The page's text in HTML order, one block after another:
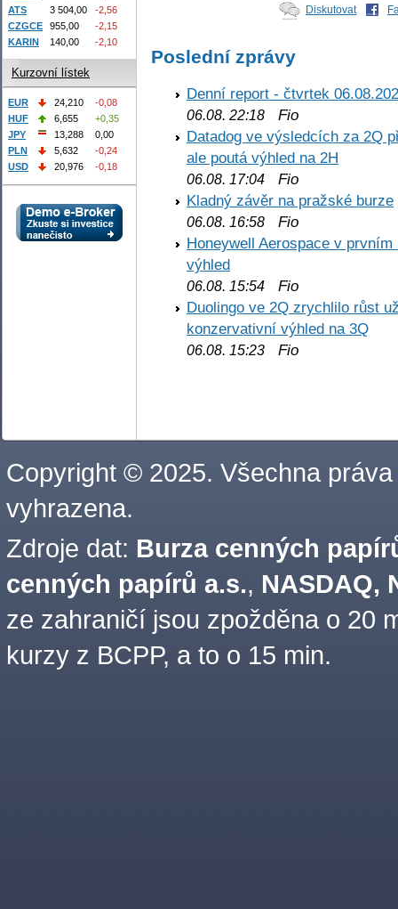
Diskutovat
Poslední zprávy
Denní report - čtvrtek
06.08. 22:18 Fio
Datadog ve výsledcích za 2Q
ale poutá výhled na 2H
06.08. 17:04 Fio
Kladný závěr na pražské burze
06.08. 16:58 Fio
Honeywell Aerospace v
výhled
06.08. 15:54 Fio
Duolingo ve 2Q zrychlilo růst
konzervativní výhled na 3Q
06.08. 15:23 Fio
ATS
3 504,00
-2,56
CZGCE
955,00
-2,15
KARIN
140,00 -2,10
Kurzovní lístek
EUR 24,210
-0,08
HUF
6,655
+0,35
JPY
13,288
0,00
PLN
5,632
-0,24
USD
20,976 -0,18
Copyright © 2025. Všechna práva
vyhrazena.
Zdroje dat: Burza cenných
cenných papírů a.s., NASDAQ,
ze zahraničí jsou zpožděna o 20
kurzy z BCPP, a to o 15 min.